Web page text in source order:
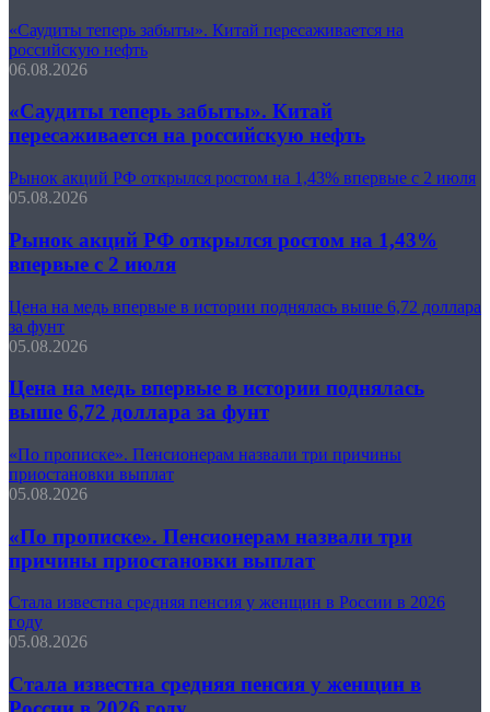
«Саудиты теперь забыты». Китай пересаживается на
российскую нефть
06.08.2026
«Саудиты теперь забыты». Китай
пересаживается на российскую нефть
Рынок акций РФ открылся ростом на 1,43% впервые с 2 июля
05.08.2026
Рынок акций РФ открылся ростом на 1,43%
впервые с 2 июля
Цена на медь впервые в истории поднялась выше 6,72 доллара
за фунт
05.08.2026
Цена на медь впервые в истории поднялась
выше 6,72 доллара за фунт
«По прописке». Пенсионерам назвали три причины
приостановки выплат
05.08.2026
«По прописке». Пенсионерам назвали три
причины приостановки выплат
Стала известна средняя пенсия у женщин в России в 2026
году
05.08.2026
Стала известна средняя пенсия у женщин в